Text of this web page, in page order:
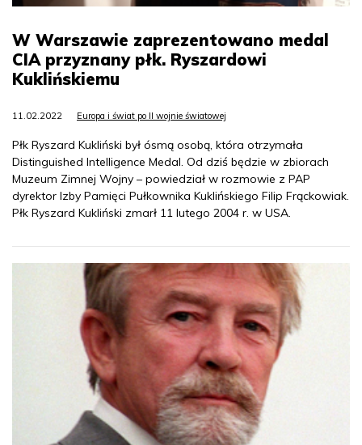
W Warszawie zaprezentowano medal
CIA przyznany płk. Ryszardowi
Kuklińskiemu
11.02.2022 Europa i świat po II wojnie światowej
Płk Ryszard Kukliński był ósmą osobą, która otrzymała
Distinguished Intelligence Medal. Od dziś będzie w zbiorach
Muzeum Zimnej Wojny – powiedział w rozmowie z PAP
dyrektor Izby Pamięci Pułkownika Kuklińskiego Filip Frąckowiak.
Płk Ryszard Kukliński zmarł 11 lutego 2004 r. w USA.